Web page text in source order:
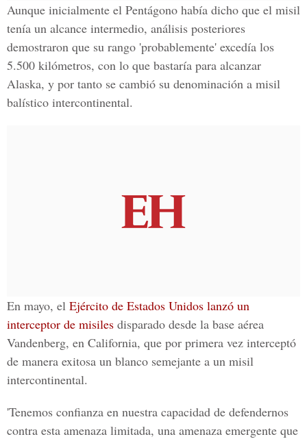
Aunque inicialmente el Pentágono había dicho que el misil
tenía un alcance intermedio, análisis posteriores
demostraron que su rango 'probablemente' excedía los
5.500 kilómetros, con lo que bastaría para alcanzar
Alaska, y por tanto se cambió su denominación a misil
balístico intercontinental.
En mayo, el Ejército de Estados Unidos lanzó un
interceptor de misiles disparado desde la base aérea
Vandenberg, en California, que por primera vez interceptó
de manera exitosa un blanco semejante a un misil
intercontinental.
'Tenemos confianza en nuestra capacidad de defendernos
contra esta amenaza limitada, una amenaza emergente que